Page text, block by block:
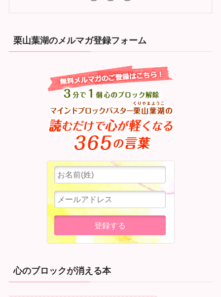
栗山葉湖のメルマガ登録フォーム
心のブロックが消える本